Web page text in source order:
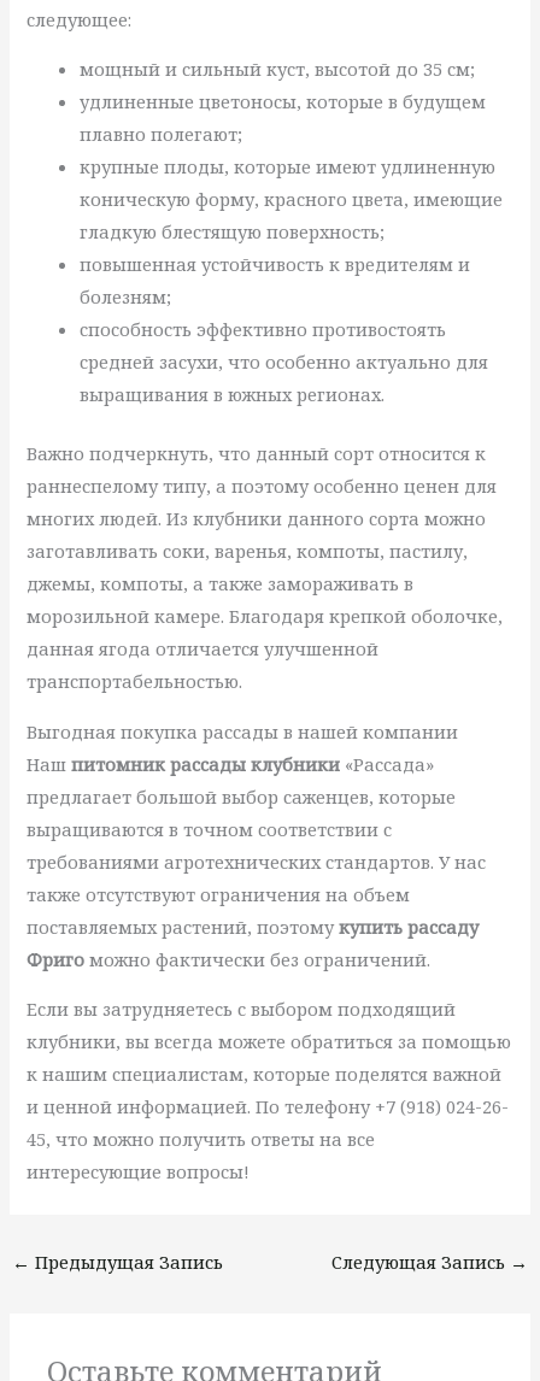
следующее:
мощный и сильный куст, высотой до 35 см;
удлиненные цветоносы, которые в будущем
плавно полегают;
крупные плоды, которые имеют удлиненную
коническую форму, красного цвета, имеющие
гладкую блестящую поверхность;
повышенная устойчивость к вредителям и
болезням;
способность эффективно противостоять
средней засухи, что особенно актуально для
выращивания в южных регионах.
Важно подчеркнуть, что данный сорт относится к
раннеспелому типу, а поэтому особенно ценен для
многих людей. Из клубники данного сорта можно
заготавливать соки, варенья, компоты, пастилу,
джемы, компоты, а также замораживать в
морозильной камере. Благодаря крепкой оболочке,
данная ягода отличается улучшенной
транспортабельностью.
Выгодная покупка рассады в нашей компании
Нашпитомник рассады клубники «Рассада»
предлагает большой выбор саженцев, которые
выращиваются в точном соответствии с
требованиями агротехнических стандартов. У нас
также отсутствуют ограничения на объем
поставляемых растений, поэтомукупить рассаду
Фригоможно фактически без ограничений.
Если вы затрудняетесь с выбором подходящий
клубники, вы всегда можете обратиться за помощью
к нашим специалистам, которые поделятся важной
и ценной информацией. По телефону +7 (918) 024-26-
45, что можно получить ответы на все
интересующие вопросы!
← Предыдущая Запись Следующая Запись →
Оставьте комментарий